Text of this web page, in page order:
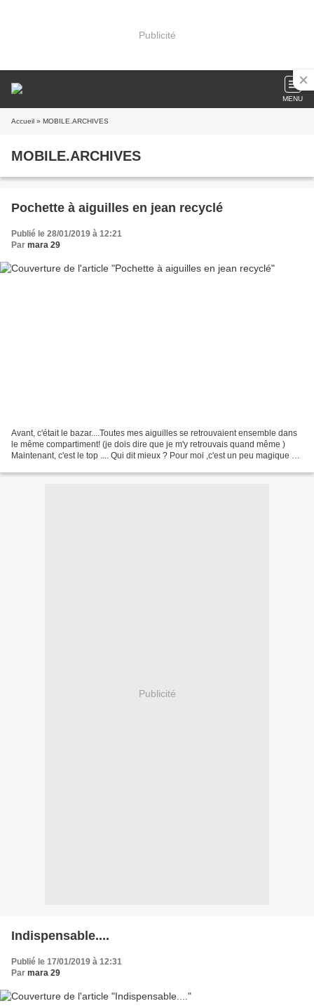
Publicité
MENU
Accueil » MOBILE.ARCHIVES
MOBILE.ARCHIVES
Pochette à aiguilles en jean recyclé
Publié le 28/01/2019 à 12:21
Par mara 29
Avant, c'était le bazar....Toutes mes aiguilles se retrouvaient ensemble dans
le même compartiment! (je dois dire que je m'y retrouvais quand même )
Maintenant, c'est le top .... Qui dit mieux ? Pour moi ,c'est un peu magique de
Publicité
Indispensable....
Publié le 17/01/2019 à 12:31
Par mara 29